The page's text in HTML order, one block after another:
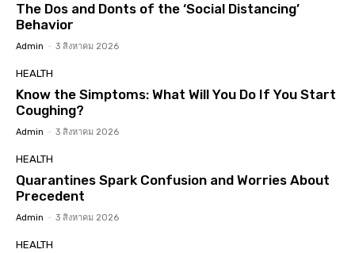
The Dos and Donts of the ‘Social Distancing’
Behavior
Admin - 3 สิงหาคม 2026
HEALTH
Know the Simptoms: What Will You Do If You Start
Coughing?
Admin - 3 สิงหาคม 2026
HEALTH
Quarantines Spark Confusion and Worries About
Precedent
Admin - 3 สิงหาคม 2026
HEALTH